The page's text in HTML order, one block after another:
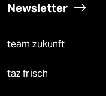
Newsletter
team zukunft
taz frisch